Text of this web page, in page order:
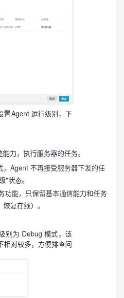
置Agent 运行级别，下
力，执行服务器的任务。
，Agent 不再接受服务器下发的任
"状态。
功能，只保留基本通信能力和任务
复在线） 。
别为 Debug 模式，该
相对较多，方便排查问